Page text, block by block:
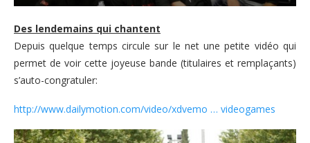
Des lendemains qui chantent
Depuis quelque temps circule sur le net une petite vidéo qui
permet de voir cette joyeuse bande (titulaires et remplaçants)
s’auto-congratuler:
http://www.dailymotion.com/video/xdvemo … videogames